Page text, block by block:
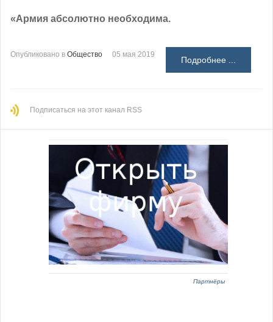
«Армия абсолютно необходима.
Опубликовано в Общество 05 мая 2019
Подробнее ...
Подписаться на этот канал RSS
Партнёры